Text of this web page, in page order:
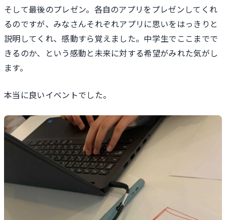
そして最後のプレゼン。各自のアプリをプレゼンしてくれ
るのですが、みなさんそれぞれアプリに思いをはっきりと
説明してくれ、感動すら覚えました。中学生でここまでで
きるのか、という感動と未来に対する希望がみれた気がし
ます。
本当に良いイベントでした。